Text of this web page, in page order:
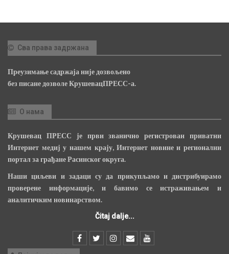
Сва права задржана
Преузимање садржаја није дозвољено
без писане дозволе КрушевацПРЕСС-а.
О нама
Крушевац ПРЕСС је први званично регистрован приватни
Интернет медиј у нашем крају, Интернет новине и регионални
портал за грађане Расинског округа.
Наши циљеви и задаци су да прикупљамо и дистрибуирамо
проверене информације, и бавимо се истраживањем и
аналитичким новинарством.
Čitaj dalje...